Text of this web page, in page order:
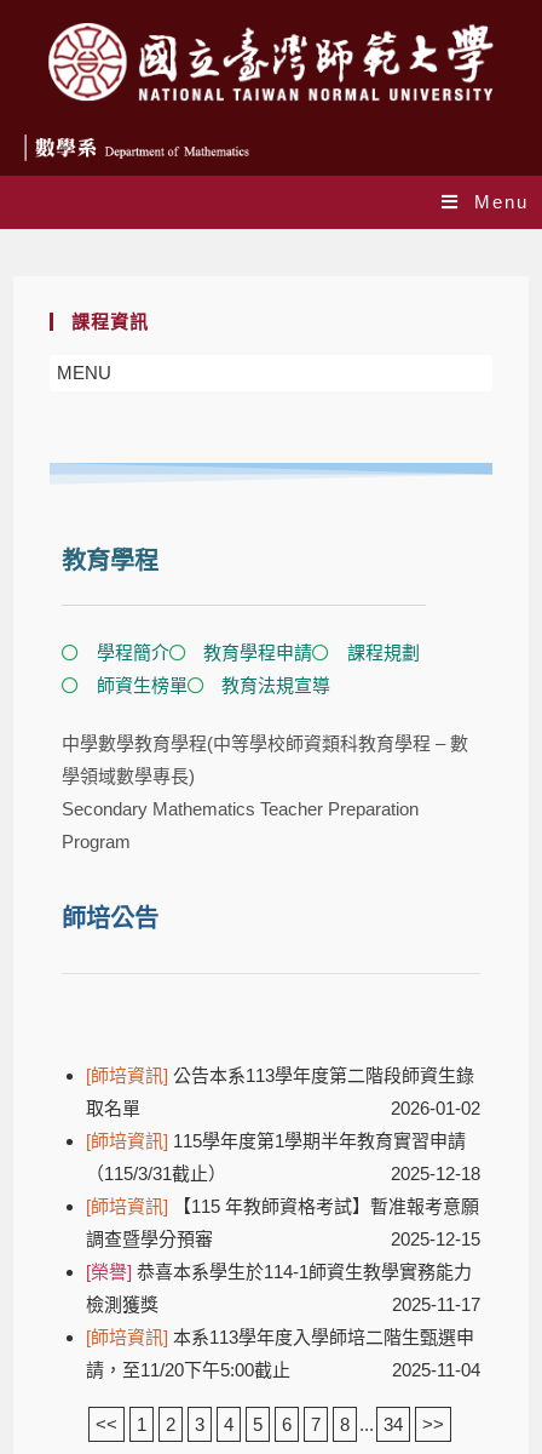
Menu
課程資訊
MENU
教育學程
學程簡介​ 教育學程申請
課程規劃
師資生榜單
教育法規宣導
中學數學教育學程(中等學校師資類科教育學程 – 數
學領域數學專長)
Secondary Mathematics Teacher Preparation
Program
師培公告
[師培資訊]公告本系113學年度第二階段師資生錄
取名單
2026-01-02
[師培資訊] 115學年度第1學期半年教育實習申請
（115/3/31截止）
2025-12-18
[師培資訊]
【115 年教師資格考試】暫准報考意願
調查暨學分預審
2025-12-15
[榮譽]恭喜本系學生於114-1師資生教學實務能力
檢測獲獎
2025-11-17
[師培資訊]本系113學年度入學師培二階生甄選申
請，至11/20下午5:00截止
2025-11-04
<< 1 2 3 4 5 6 7 8 ... 34 >>